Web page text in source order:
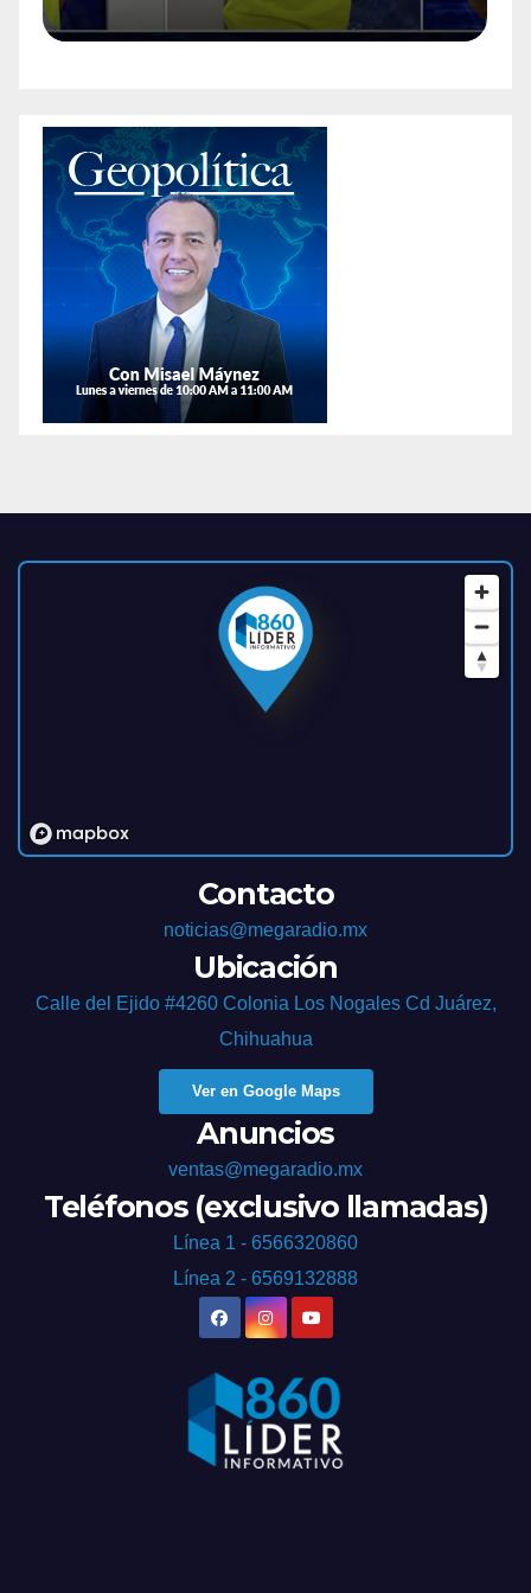
encontrarles un arma en la
colonia Anáhuac.
Contacto
noticias@megaradio.mx
Ubicación
Calle del Ejido #4260 Colonia Los Nogales Cd Juárez,
Chihuahua
Ver en Google Maps
Anuncios
ventas@megaradio.mx
Teléfonos (exclusivo llamadas)
Línea 1 - 6566320860
Línea 2 - 6569132888